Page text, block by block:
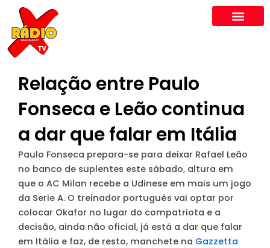
content
Relação entre Paulo
Fonseca e Leão continua
a dar que falar em Itália
Paulo Fonseca prepara-se para deixar Rafael Leão
no banco de suplentes este sábado, altura em
que o AC Milan recebe a Udinese em mais um jogo
da Serie A. O treinador português vai optar por
colocar Okafor no lugar do compatriota e a
decisão, ainda não oficial, já está a dar que falar
em Itália e faz, de resto, manchete na Gazzetta